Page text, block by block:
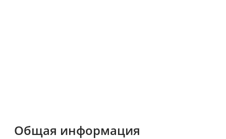
Общая информация